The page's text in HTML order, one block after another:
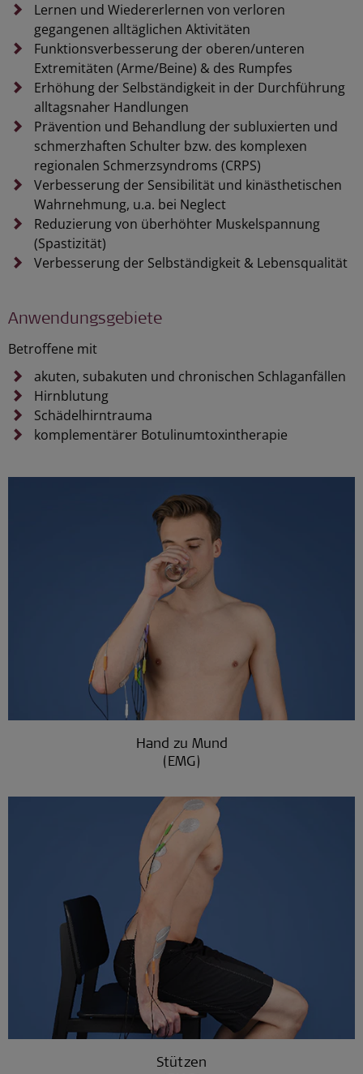
Lernen und Wiedererlernen von verloren
gegangenen alltäglichen Aktivitäten
Funktionsverbesserung der oberen/unteren
Extremitäten (Arme/Beine) & des Rumpfes
Erhöhung der Selbständigkeit in der Durchführung
alltagsnaher Handlungen
Prävention und Behandlung der subluxierten und
schmerzhaften Schulter bzw. des komplexen
regionalen Schmerzsyndroms (CRPS)
Verbesserung der Sensibilität und kinästhetischen
Wahrnehmung, u.a. bei Neglect
Reduzierung von überhöhter Muskelspannung
(Spastizität)
Verbesserung der Selbständigkeit & Lebensqualität
Anwendungsgebiete
Betroffene mit
akuten, subakuten und chronischen Schlaganfällen
Hirnblutung
Schädelhirntrauma
komplementärer Botulinumtoxintherapie
Hand zu Mund
(EMG)
Stützen